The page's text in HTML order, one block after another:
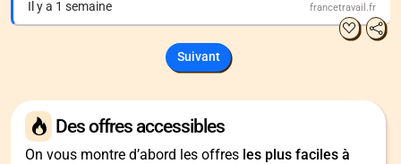
Il y a 1 semaine francetravail.fr
Suivant
Des offres accessibles
On vous montre d’abord les offres les plus faciles à